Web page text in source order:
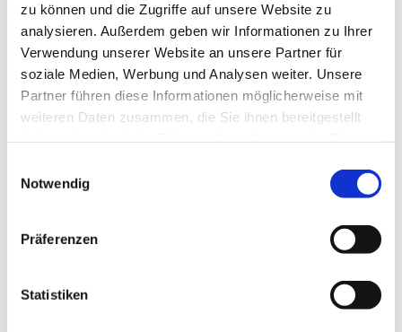
zu können und die Zugriffe auf unsere Website zu
analysieren. Außerdem geben wir Informationen zu Ihrer
Verwendung unserer Website an unsere Partner für
soziale Medien, Werbung und Analysen weiter. Unsere
Partner führen diese Informationen möglicherweise mit
weiteren Daten zusammen, die Sie ihnen bereitgestellt
Notwendig
Präferenzen
Statistiken
Dienstag, 9. November 2027,
18:30 Uhr
St. Bonifatius, Bahnhofstraße 38,